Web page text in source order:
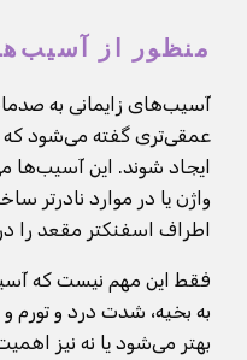
منظور از
آسیب‌های زایمانی به
عمقی‌تری گفته می‌شود که
ایجاد شوند. این آسیب‌ها
واژن یا در موارد نادرتر
اطراف اسفنکتر مقعد را
فقط این مهم نیست که
به بخیه، شدت درد و تورم
بهتر می‌شود یا نه نیز